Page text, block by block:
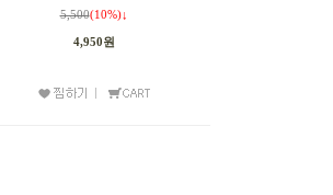
5,500(10%)↓
4,950원